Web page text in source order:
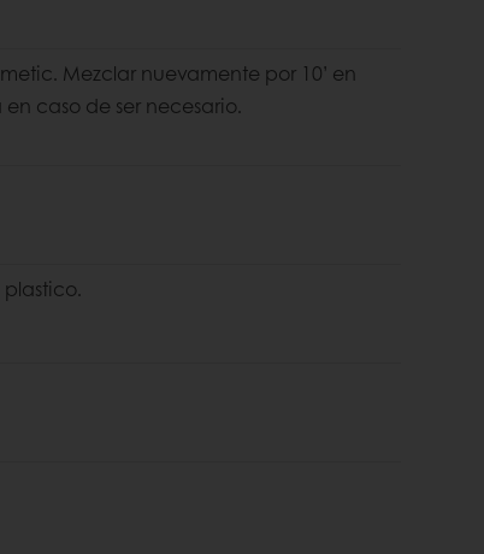
Mezclar nuevamente por 10’ en
caso de ser necesario.